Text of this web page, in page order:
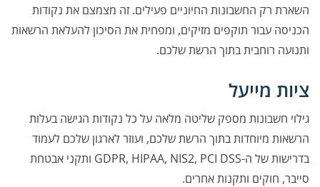
השארת רק החשבונות החיוניים פעילים. זה מצמצם את נקודות
הכניסה עבור תוקפים מזיקים, ומפחית את הסיכון להעלאת הרשאות
ותנועה רוחבית בתוך הרשת שלכם.
ציות מייעל
גילוי חשבונות מספק שליטה מלאה על כל נקודות הגישה בעלות
הרשאות מיוחדות בתוך הרשת שלכם, ועוזר לארגון שלכם לעמוד
בדרישות של ה-GDPR, HIPAA, NIS2, PCI DSS ותקני אבטחת
סייבר, חוקים ותקנות אחרים.